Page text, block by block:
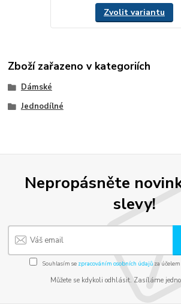
Zvolit variantu
Zboží zařazeno v kategoriích
Dámské
Jednodílné
Nepropásněte
slevy!
Souhlasím se zpracováním osobních údajůza
Můžete se kdykoli odhlásit. Zasíláme